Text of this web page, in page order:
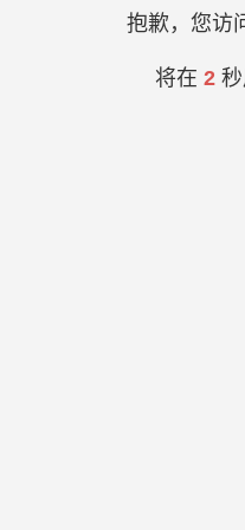
抱歉，您访
将在 2秒